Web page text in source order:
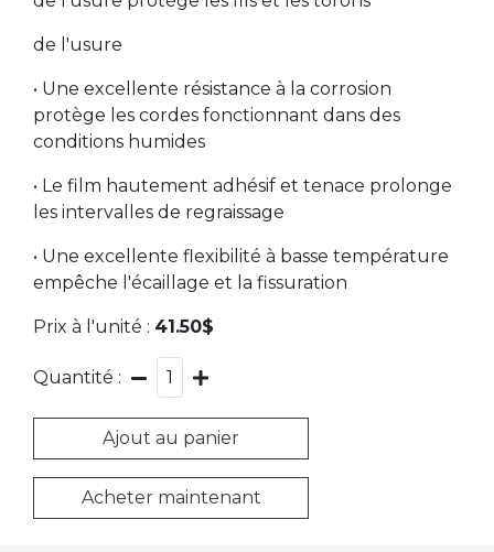
de l'usure
• Une excellente résistance à la corrosion
protège les cordes fonctionnant dans des
conditions humides
• Le film hautement adhésif et tenace prolonge
les intervalles de regraissage
• Une excellente flexibilité à basse température
empêche l'écaillage et la fissuration
Prix à l'unité : 41.50$
Quantité : 1
Ajout au panier
Acheter maintenant